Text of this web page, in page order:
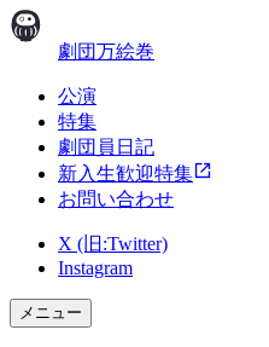
劇団万絵巻
公演
特集
劇団員日記
新入生歓迎特集
お問い合わせ
X (旧:Twitter)
Instagram
メニュー